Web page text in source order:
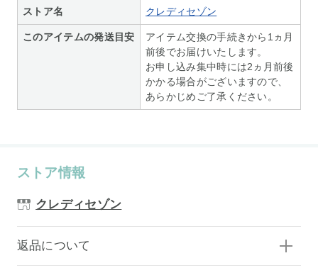
ストア名 クレディセゾン
このアイテムの発送目安
アイテム交換の手続きから1ヵ月
前後でお届けいたします。
お申し込み集中時には2ヵ月前後
かかる場合がございますので、
あらかじめご了承ください。
ストア情報
クレディセゾン
返品について